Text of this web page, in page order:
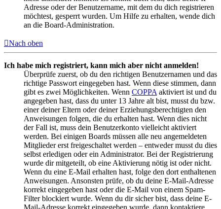
Adresse oder der Benutzername, mit dem du dich registrieren
möchtest, gesperrt wurden. Um Hilfe zu erhalten, wende dich
an die Board-Administration.
Nach oben
Ich habe mich registriert, kann mich aber nicht anmelden!
Überprüfe zuerst, ob du den richtigen Benutzernamen und das
richtige Passwort eingegeben hast. Wenn diese stimmen, dann
gibt es zwei Möglichkeiten. Wenn COPPA aktiviert ist und du
angegeben hast, dass du unter 13 Jahre alt bist, musst du bzw.
einer deiner Eltern oder deiner Erziehungsberechtigten den
Anweisungen folgen, die du erhalten hast. Wenn dies nicht
der Fall ist, muss dein Benutzerkonto vielleicht aktiviert
werden. Bei einigen Boards müssen alle neu angemeldeten
Mitglieder erst freigeschaltet werden – entweder musst du dies
selbst erledigen oder ein Administrator. Bei der Registrierung
wurde dir mitgeteilt, ob eine Aktivierung nötig ist oder nicht.
Wenn du eine E-Mail erhalten hast, folge den dort enthaltenen
Anweisungen. Ansonsten prüfe, ob du deine E-Mail-Adresse
korrekt eingegeben hast oder die E-Mail von einem Spam-
Filter blockiert wurde. Wenn du dir sicher bist, dass deine E-